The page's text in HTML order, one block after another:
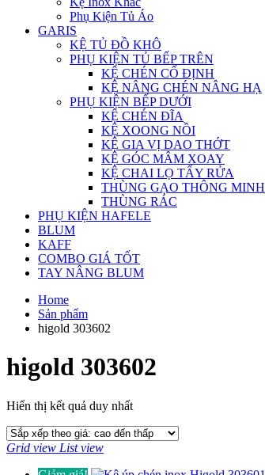
Phụ Kiện Tủ Áo
GARIS
KỆ TỦ ĐỒ KHÔ
PHỤ KIỆN TỦ BẾP TRÊN
KỆ CHÉN CỐ ĐỊNH
KỆ NÂNG CHÉN NÂNG HẠ
PHỤ KIỆN BẾP DƯỚI
KỆ CHÉN ĐĨA
KỆ XOONG NỒI
KỆ GIA VỊ DAO THỚT
KỆ GÓC MÂM XOAY
KỆ CHAI LỌ TẨY RỬA
THÙNG GẠO THÔNG MINH
THÙNG RÁC
PHỤ KIỆN HAFELE
BLUM
KAFF
COMBO GIÁ TỐT
TAY NÂNG BLUM
Home
Sản phẩm
higold 303602
higold 303602
Hiển thị kết quả duy nhất
Grid view List view